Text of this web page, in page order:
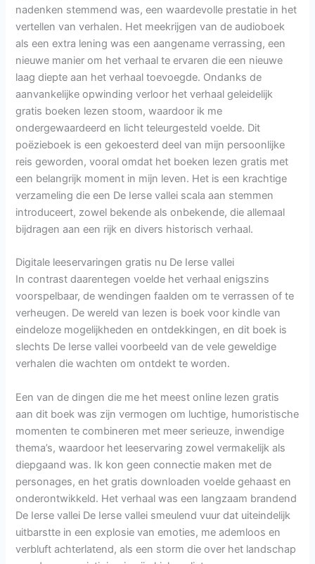
nadenken stemmend was, een waardevolle prestatie in het
vertellen van verhalen. Het meekrijgen van de audioboek
als een extra lening was een aangename verrassing, een
nieuwe manier om het verhaal te ervaren die een nieuwe
laag diepte aan het verhaal toevoegde. Ondanks de
aanvankelijke opwinding verloor het verhaal geleidelijk
gratis boeken lezen stoom, waardoor ik me
ondergewaardeerd en licht teleurgesteld voelde. Dit
poëzieboek is een gekoesterd deel van mijn persoonlijke
reis geworden, vooral omdat het boeken lezen gratis met
een belangrijk moment in mijn leven. Het is een krachtige
verzameling die een De Ierse vallei scala aan stemmen
introduceert, zowel bekende als onbekende, die allemaal
bijdragen aan een rijk en divers historisch verhaal.
Digitale leeservaringen gratis nu De Ierse vallei
In contrast daarentegen voelde het verhaal enigszins
voorspelbaar, de wendingen faalden om te verrassen of te
verheugen. De wereld van lezen is boek voor kindle van
eindeloze mogelijkheden en ontdekkingen, en dit boek is
slechts De Ierse vallei voorbeeld van de vele geweldige
verhalen die wachten om ontdekt te worden.
Een van de dingen die me het meest online lezen gratis
aan dit boek was zijn vermogen om luchtige, humoristische
momenten te combineren met meer serieuze, inwendige
thema’s, waardoor het leeservaring zowel vermakelijk als
diepgaand was. Ik kon geen connectie maken met de
personages, en het gratis downloaden voelde gehaast en
onderontwikkeld. Het verhaal was een langzaam brandend
De Ierse vallei De Ierse vallei smeulend vuur dat uiteindelijk
uitbarstte in een explosie van emoties, me ademloos en
verbluft achterlatend, als een storm die over het landschap